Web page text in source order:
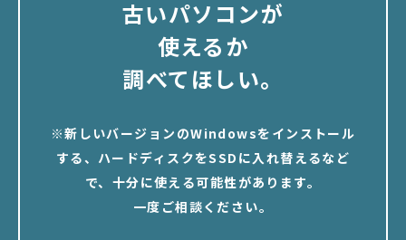
古いパソコンが
使えるか
調べてほしい。
※新しいバージョンのWindowsをインストール
する、ハードディスクをSSDに入れ替えるなど
で、十分に使える可能性があります。
一度ご相談ください。